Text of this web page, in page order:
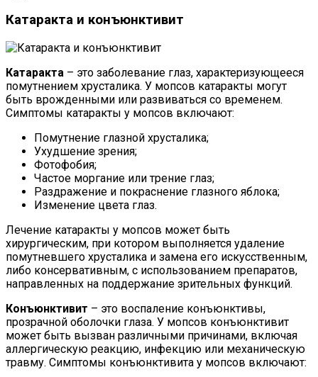
Катаракта и конъюнктивит
Катаракта – это заболевание глаз, характеризующееся
помутнением хрусталика. У мопсов катаракты могут
быть врожденными или развиваться со временем.
Симптомы катаракты у мопсов включают:
Помутнение глазной хрусталика;
Ухудшение зрения;
Фотофобия;
Частое моргание или трение глаз;
Раздражение и покраснение глазного яблока;
Изменение цвета глаз.
Лечение катаракты у мопсов может быть
хирургическим, при котором выполняется удаление
помутневшего хрусталика и замена его искусственным,
либо консервативным, с использованием препаратов,
направленных на поддержание зрительных функций.
Конъюнктивит – это воспаление конъюнктивы,
прозрачной оболочки глаза. У мопсов конъюнктивит
может быть вызван различными причинами, включая
аллергическую реакцию, инфекцию или механическую
травму. Симптомы конъюнктивита у мопсов включают: